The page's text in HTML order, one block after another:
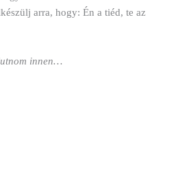
arra, hogy: Én a tiéd, te az
innen…